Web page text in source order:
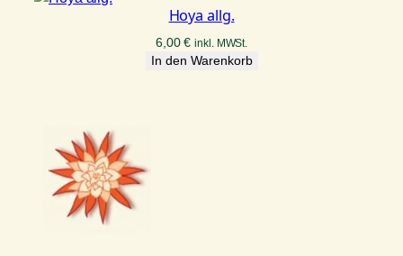
Hoya allg.
6,00€ inkl. MWSt.
In den Warenkorb